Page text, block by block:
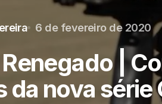
6 de fevereiro de 2020
|
da nova série